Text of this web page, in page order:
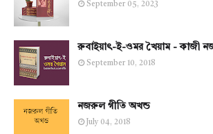
September 05, 2023
রুবাইয়াৎ-ই-ওমর খৈয়াম - কাজী
September 10, 2018
নজরুল গীতি অখন্ড
July 04, 2018